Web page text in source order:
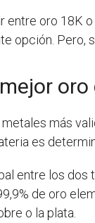
entre oro 18K
opción. Pero,
oro
más
es
entre los dos
de oro
o la plata.